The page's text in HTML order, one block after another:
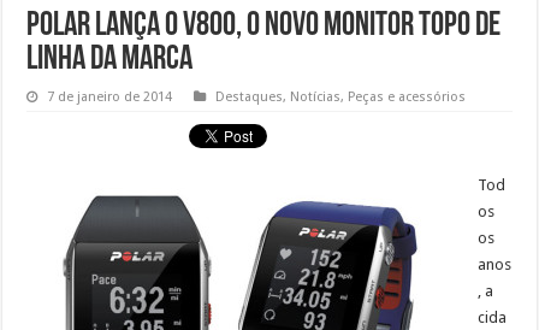
Polar lança o V800, o novo monitor topo de
linha da marca
7 de janeiro de 2014 Destaques, Notícias, Peças e acessórios
Tod
os
os
anos
, a
cida